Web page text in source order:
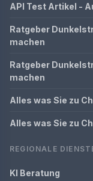
API Test Artikel -
Ratgeber
machen
Ratgeber
machen
Alles was Sie zu
Alles was Sie zu
REGIONALE
KI Beratung